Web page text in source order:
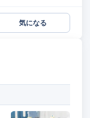
気になる